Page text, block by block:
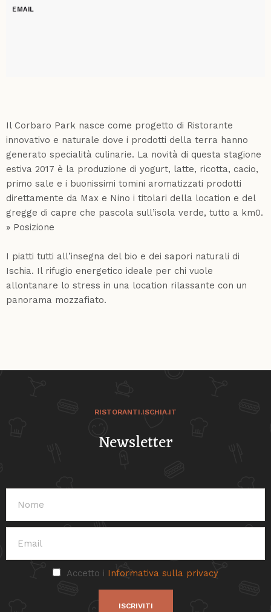
EMAIL
Il Corbaro Park nasce come progetto di Ristorante
innovativo e naturale dove i prodotti della terra hanno
generato specialità culinarie. La novità di questa stagione
estiva 2017 è la produzione di yogurt, latte, ricotta, cacio,
primo sale e i buonissimi tomini aromatizzati prodotti
direttamente da Max e Nino i titolari della location e del
gregge di capre che pascola sull’isola verde, tutto a km0.
» Posizione
I piatti tutti all’insegna del bio e dei sapori naturali di
Ischia. Il rifugio energetico ideale per chi vuole
allontanare lo stress in una location rilassante con un
panorama mozzafiato.
RISTORANTI.ISCHIA.IT
Newsletter
Accetto i Informativa sulla privacy
ISCRIVITI